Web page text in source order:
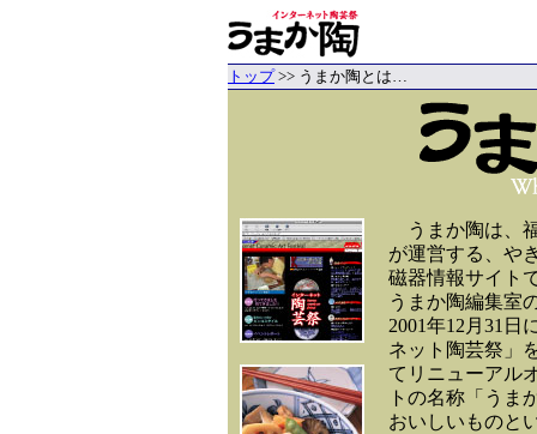
トップ>> うまか陶とは…
うまか陶は、
が運営する、や
磁器情報サイト
うまか陶編集室
2001年12月31日
ネット陶芸祭」
てリニューアル
トの名称「うま
おいしいものと